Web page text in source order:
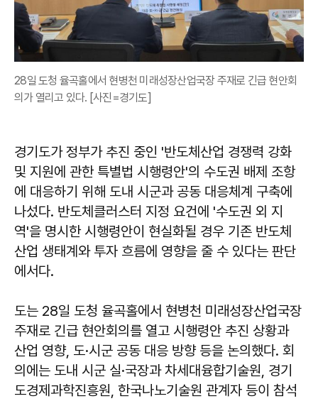
28일 도청 율곡홀에서 현병천 미래성장산업국장 주재로 긴급 현안회
의가 열리고 있다. [사진=경기도]
경기도가 정부가 추진 중인 '반도체산업 경쟁력 강화
및 지원에 관한 특별법 시행령안'의 수도권 배제 조항
에 대응하기 위해 도내 시군과 공동 대응체계 구축에
나섰다. 반도체클러스터 지정 요건에 '수도권 외 지
역'을 명시한 시행령안이 현실화될 경우 기존 반도체
산업 생태계와 투자 흐름에 영향을 줄 수 있다는 판단
에서다.
도는 28일 도청 율곡홀에서 현병천 미래성장산업국장
주재로 긴급 현안회의를 열고 시행령안 추진 상황과
산업 영향, 도·시군 공동 대응 방향 등을 논의했다. 회
의에는 도내 시군 실·국장과 차세대융합기술원, 경기
도경제과학진흥원, 한국나노기술원 관계자 등이 참석